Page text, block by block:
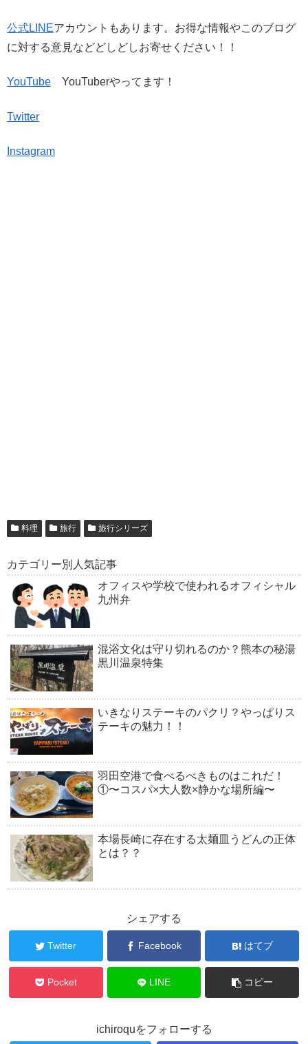
公式LINEアカウントもあります。お得な情報やこのブログ
に対する意見などどしどしお寄せください！！
YouTube YouTuberやってます！
Twitter
Instagram
料理 旅行 旅行シリーズ
カテゴリー別人気記事
オフィスや学校で使われるオフィシャル
九州弁
混浴文化は守り切れるのか？熊本の秘湯
黒川温泉特集
いきなりステーキのパクリ？やっぱりス
テーキの魅力！！
羽田空港で食べるべきものはこれだ！
①〜コスパ×大人数×静かな場所編〜
本場長崎に存在する太麺皿うどんの正体
とは？？
シェアする
Twitter Facebook はてブ
Pocket LINE コピー
ichiroquをフォローする